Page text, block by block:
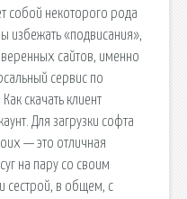
собой некоторого рода
избежать «подвисания»,
сайтов, именно
сервис по
скачать клиент
Для загрузки софта
— это отличная
на пару со своим
сестрой, в общем, с